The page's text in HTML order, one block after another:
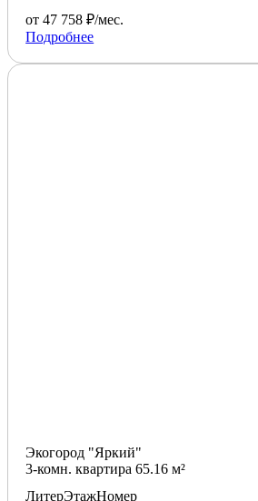
от 47 758 ₽/мес.
Подробнее
Экогород "Яркий"
3-комн. квартира 65.16 м²
ЛитерЭтажНомер